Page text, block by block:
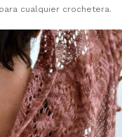
cualquier crochetera.